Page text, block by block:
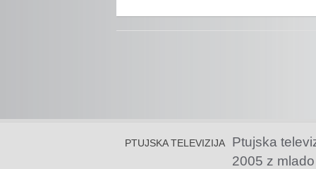
PTUJSKA TELEVIZIJA
Ptujska
2005 z